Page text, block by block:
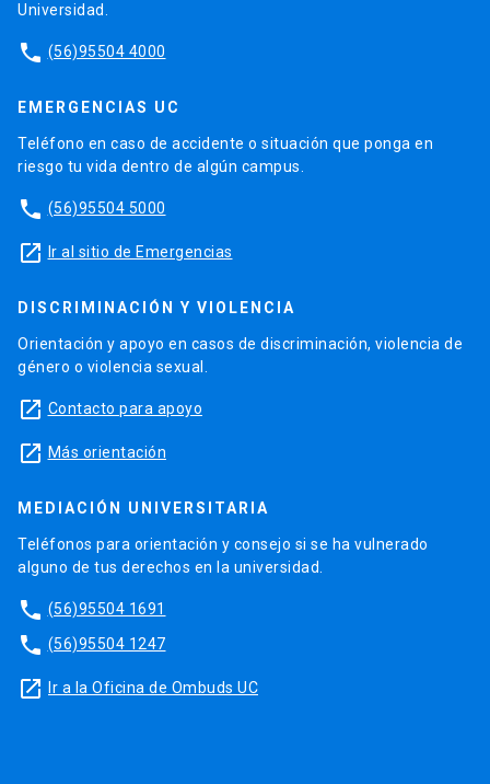
Universidad.
phone (56)95504 4000
EMERGENCIAS UC
Teléfono en caso de accidente o situación que ponga en
riesgo tu vida dentro de algún campus.
phone (56)95504 5000
launch Ir al sitio de Emergencias
DISCRIMINACIÓN Y VIOLENCIA
Orientación y apoyo en casos de discriminación, violencia de
género o violencia sexual.
launch Contacto para apoyo
launch Más orientación
MEDIACIÓN UNIVERSITARIA
Teléfonos para orientación y consejo si se ha vulnerado
alguno de tus derechos en la universidad.
phone (56)95504 1691
phone (56)95504 1247
launch Ir a la Oficina de Ombuds UC